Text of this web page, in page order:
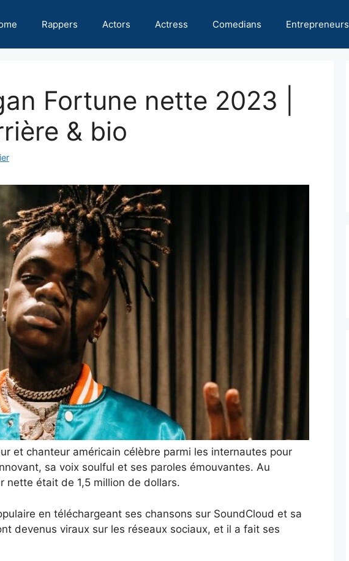
Rappers Actors Actress Comedians Entrepreneurs
Fortune nette 2023 |
& bio
et chanteur américain célèbre parmi les internautes pour
sa voix soulful et ses paroles émouvantes. Au
nette était de 1,5 million de dollars.
en téléchargeant ses chansons sur SoundCloud et sa
devenus viraux sur les réseaux sociaux, et il a fait ses